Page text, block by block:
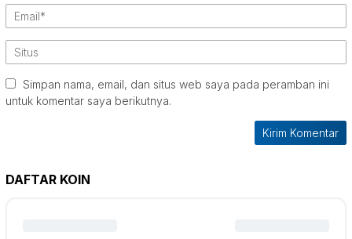
Simpan nama, email, dan situs web saya pada peramban ini
untuk komentar saya berikutnya.
DAFTAR KOIN